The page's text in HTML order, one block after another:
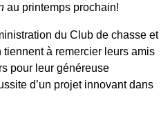
au printemps prochain!
du Club de chasse et
à remercier leurs amis
pour leur généreuse
d’un projet innovant dans